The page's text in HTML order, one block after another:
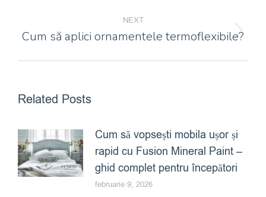
NEXT
Next
Cum să aplici ornamentele termoflexibile?
Related Posts
Cum să vopsești mobila ușor și
rapid cu Fusion Mineral Paint –
ghid complet pentru începători
februarie 9, 2026